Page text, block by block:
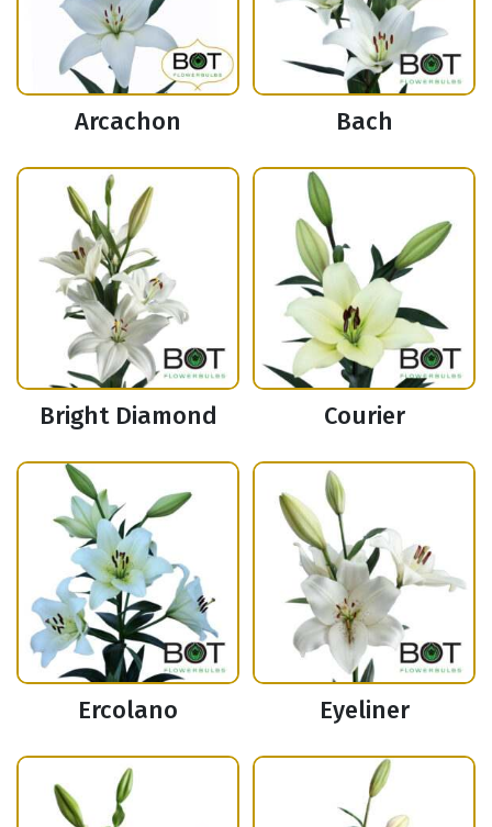
Arcachon Bach
Bright Diamond Courier
Ercolano Eyeliner